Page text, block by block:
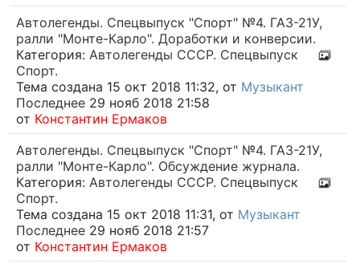
Автолегенды. Спецвыпуск "Спорт" №4. ГАЗ-21У,
ралли "Монте-Карло". Доработки и конверсии.
Категория: Автолегенды СССР. Спецвыпуск
Спорт.
Тема создана 15 окт 2018 11:32, от Музыкант
Последнее 29 нояб 2018 21:58
от Константин Ермаков
Автолегенды. Спецвыпуск "Спорт" №4. ГАЗ-21У,
ралли "Монте-Карло". Обсуждение журнала.
Категория: Автолегенды СССР. Спецвыпуск
Спорт.
Тема создана 15 окт 2018 11:31, от Музыкант
Последнее 29 нояб 2018 21:57
от Константин Ермаков